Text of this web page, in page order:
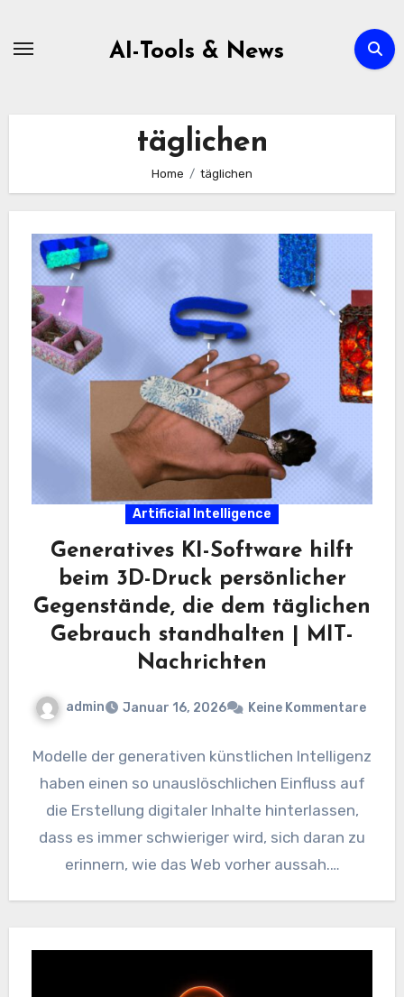
AI-Tools & News
täglichen
Home täglichen
Artificial Intelligence
Generatives KI-Software hilft
beim 3D-Druck persönlicher
Gegenstände, die dem täglichen
Gebrauch standhalten | MIT-
Nachrichten
admin Januar 16, 2026 Keine Kommentare
Modelle der generativen künstlichen Intelligenz
haben einen so unauslöschlichen Einfluss auf
die Erstellung digitaler Inhalte hinterlassen,
dass es immer schwieriger wird, sich daran zu
erinnern, wie das Web vorher aussah.…